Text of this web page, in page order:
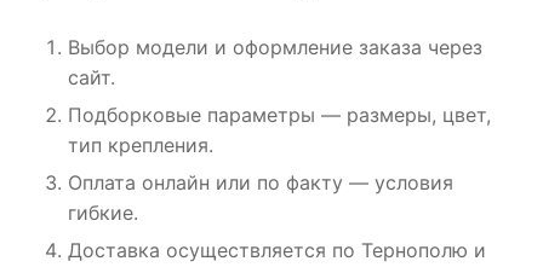
Выбор модели и оформление заказа через
сайт.
Подборковые параметры — размеры, цвет,
тип крепления.
Оплата онлайн или по факту — условия
гибкие.
Доставка осуществляется по Тернополю и